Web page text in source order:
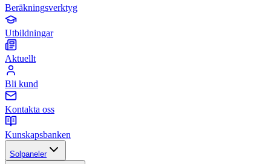
Beräkningsverktyg
Utbildningar
Aktuellt
Bli kund
Kontakta oss
Kunskapsbanken
Solpaneler